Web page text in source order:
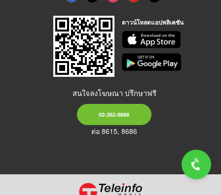
ดาวน์โหลดแอปพลิเคชัน
สนใจลงโฆษณา ปรึกษาฟรี
02-262-8888
ต่อ 8615, 8686